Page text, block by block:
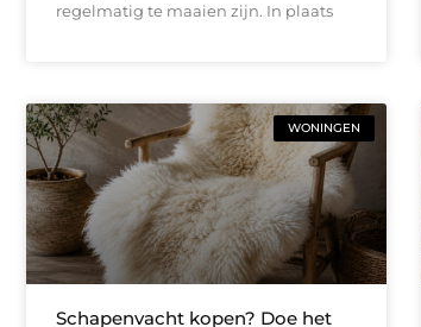
regelmatig te maaien zijn. In plaats
WONINGEN
Schapenvacht kopen? Doe het